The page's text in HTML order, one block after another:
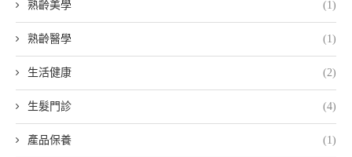
熟齡美學 (1)
熟齡醫學 (1)
生活健康 (2)
生髮門診 (4)
產品保養 (1)